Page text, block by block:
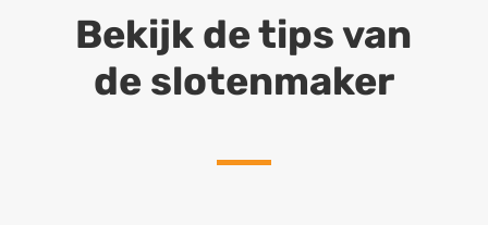
Bekijk de tips van
de slotenmaker